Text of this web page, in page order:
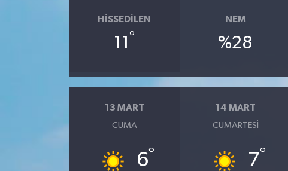
HISSEDILEN
11 °
NEM
%28
13 MART
CUMA
6°
14 MART
CUMARTESI
7°